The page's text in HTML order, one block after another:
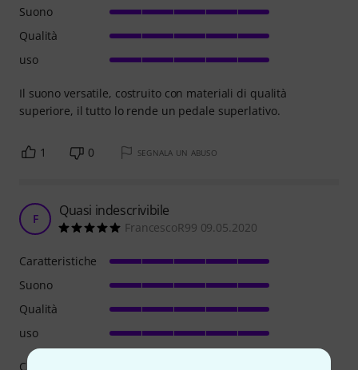
Il suono versatile, costruito con materiali di qualità
superiore, il tutto lo rende un pedale superlativo.
Suono
Qualità
uso
1 0 SEGNALA UN ABUSO
F Quasi indescrivibile
FrancescoR99 09.05.2020
C'è ben poco da dire su questo pedale: è semplicemente
Caratteristiche
Suono
Qualità
uso